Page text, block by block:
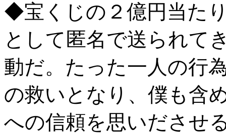
◆宝くじの２億円当た
として匿名で送られて
動だ。たった一人の行
の救いとなり、僕も含
への信頼を思いださせ